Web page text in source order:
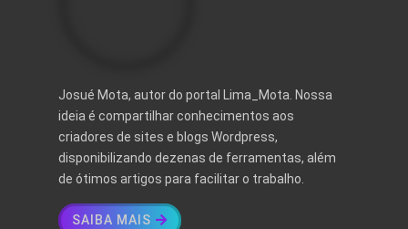
Josué Mota, autor do portal Lima_Mota. Nossa
ideia é compartilhar conhecimentos aos
criadores de sites e blogs Wordpress,
disponibilizando dezenas de ferramentas, além
de ótimos artigos para facilitar o trabalho.
SAIBA MAIS